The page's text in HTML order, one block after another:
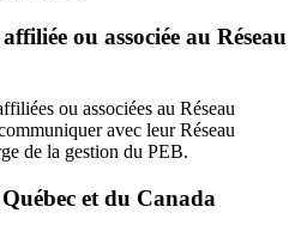
ou associée au Réseau
ou associées au Réseau
avec leur Réseau
de la gestion du PEB.
et du Canada